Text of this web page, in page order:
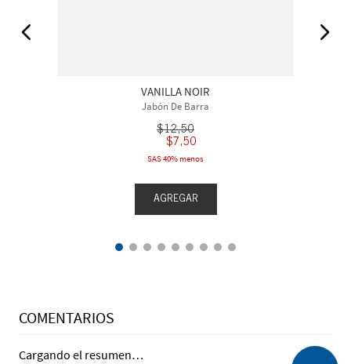
VANILLA NOIR
Jabón De Barra
$12,50
$7,50
SAS 40% menos
AGREGAR
COMENTARIOS
Cargando el resumen…